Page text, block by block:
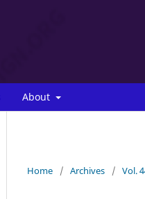
About
Home / Archives / Vol.